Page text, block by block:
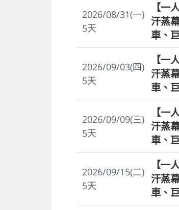
2026/08/31(一)
5天
【一
汗蒸
車、
2026/09/03(四)
5天
【一
汗蒸
車、
2026/09/09(三)
5天
【一
汗蒸
車、
2026/09/15(二)
5天
【一
汗蒸
車、